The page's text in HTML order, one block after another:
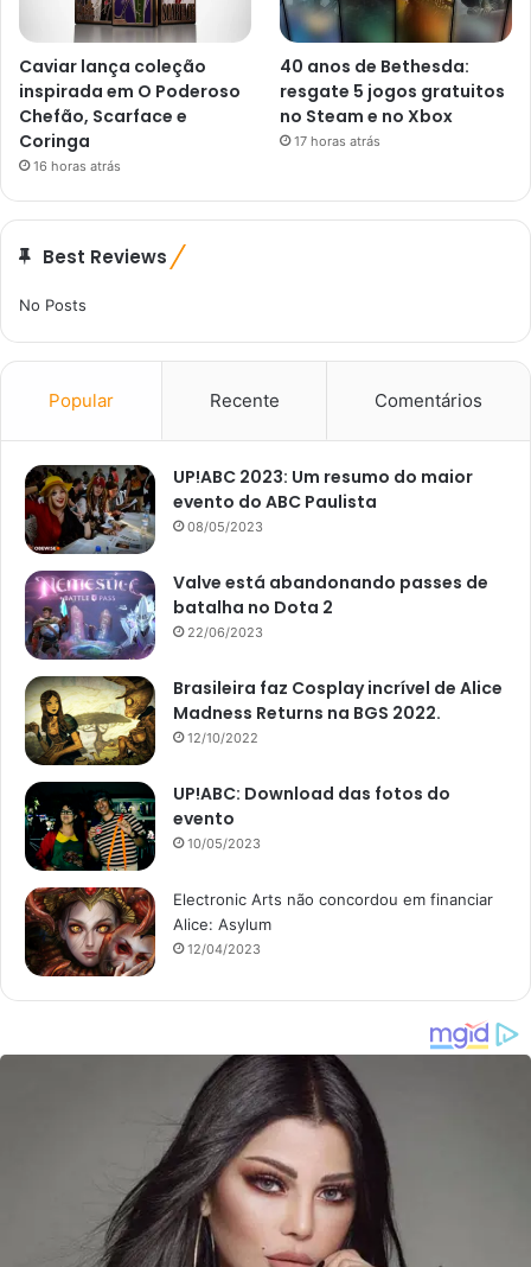
Caviar lança coleção
inspirada em O Poderoso
Chefão, Scarface e
Coringa
16 horas atrás
40 anos de Bethesda:
resgate 5 jogos gratuitos
no Steam e no Xbox
17 horas atrás
Best Reviews
No Posts
Popular Recente Comentários
UP!ABC 2023: Um resumo do maior
evento do ABC Paulista
08/05/2023
Valve está abandonando passes de
batalha no Dota 2
22/06/2023
Brasileira faz Cosplay incrível de Alice
Madness Returns na BGS 2022.
12/10/2022
UP!ABC: Download das fotos do
evento
10/05/2023
Electronic Arts não concordou em financiar
Alice: Asylum
12/04/2023